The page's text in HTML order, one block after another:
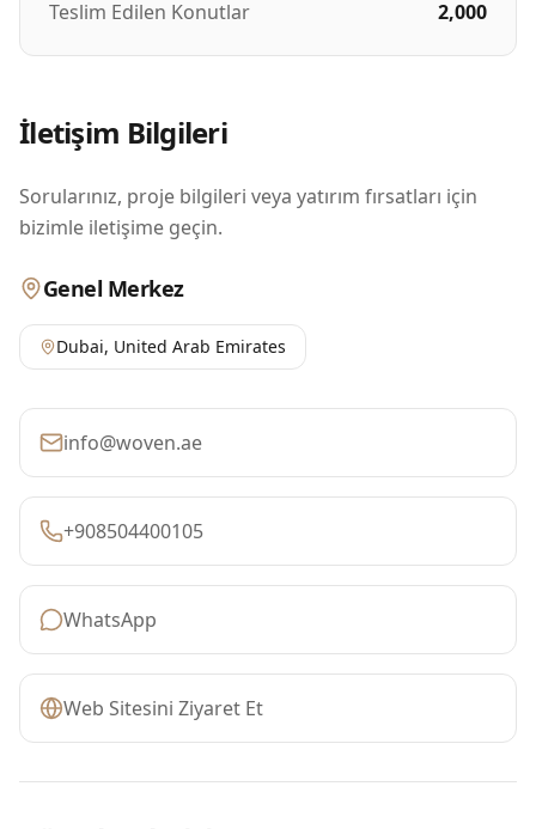
Teslim Edilen Konutlar 2,000
İletişim Bilgileri
Sorularınız, proje bilgileri veya yatırım fırsatları için
bizimle iletişime geçin.
Genel Merkez
Dubai, United Arab Emirates
info@woven.ae
+908504400105
WhatsApp
Web Sitesini Ziyaret Et